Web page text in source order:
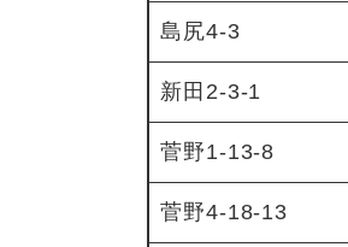
島尻4-3
新田2-3-1
菅野1-13-8
菅野4-18-13